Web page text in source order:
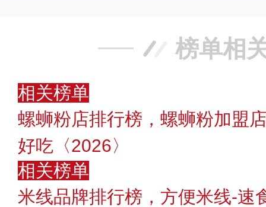
榜单相
相关榜单
螺蛳粉店排行榜，螺蛳粉加盟
好吃〈2026〉
相关榜单
米线品牌排行榜，方便米线-速